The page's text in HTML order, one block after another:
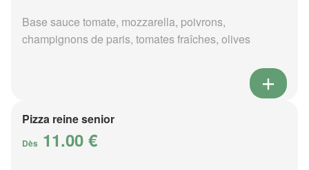
Base sauce tomate, mozzarella, poivrons,
champignons de paris, tomates fraîches, olives
Pizza reine senior
Dès 11.00 €